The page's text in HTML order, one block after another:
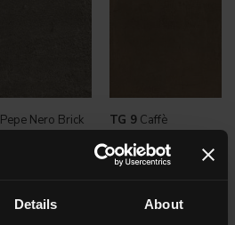
Details About
Pepe Nero Brick TG 9Caffè